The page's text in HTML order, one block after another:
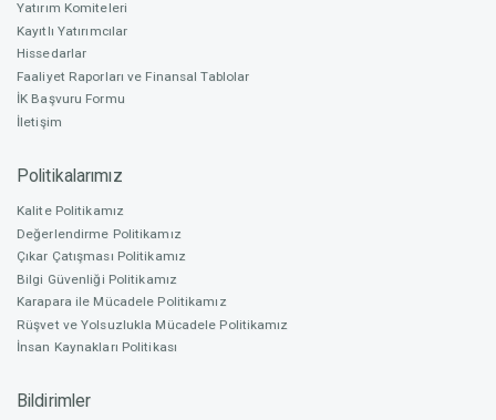
Nitelikli Yatırımcı
67
% 30,57
Fonlama Başlangıç
31.01.2022
Fonlama Bitiş
01.04.2022
Yatırım Komiteleri
Kayıtlı Yatırımcılar
Hissedarlar
Faaliyet Raporları ve Finansal Tablolar
İK Başvuru Formu
İletişim
Politikalarımız
Kalite Politikamız
Değerlendirme Politikamız
Çıkar Çatışması Politikamız
Bilgi Güvenliği Politikamız
Karapara ile Mücadele Politikamız
Rüşvet ve Yolsuzlukla Mücadele Politikamız
İnsan Kaynakları Politikası
Bildirimler